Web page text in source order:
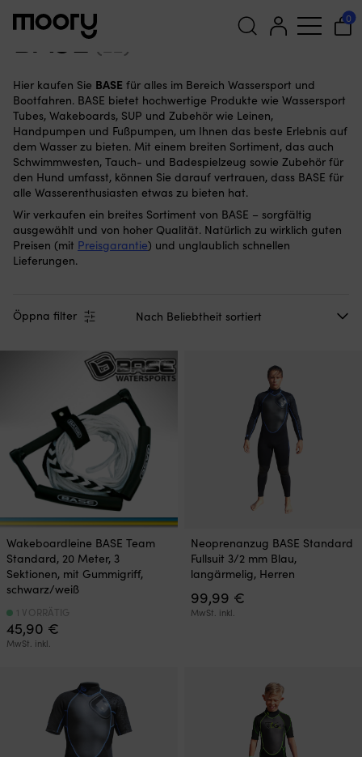
nach:
0
BASE
Hier kaufen Sie BASE für alles im Bereich Wassersport und
Bootfahren. BASE bietet hochwertige Produkte wie Wassersport
Tubes, Wakeboards, SUP und Zubehör wie Leinen,
Handpumpen und Fußpumpen, um Ihnen das beste Erlebnis auf
dem Wasser zu bieten. Mit einem breiten Sortiment, das auch
Schwimmwesten, Tauch- und Badespielzeug sowie Zubehör für
den Hund umfasst, können Sie darauf vertrauen, dass BASE für
alle Wasserenthusiasten etwas zu bieten hat.
Wir verkaufen ein breites Sortiment von BASE – sorgfältig
ausgewählt und von hoher Qualität. Natürlich zu wirklich guten
Preisen (mit Preisgarantie) und unglaublich schnellen
Lieferungen.
Öppna filter
Wakeboardleine BASE Team
Standard, 20 Meter, 3
Sektionen, mit Gummigriff,
schwarz/weiß
45,90 €
MwSt. inkl.
1 VORRÄTIG
Dieses
Produkt
weist
mehrere
Varianten
auf.
Neoprenanzug BASE Standard
Fullsuit 3/2 mm Blau,
langärmelig, Herren
99,99 €
MwSt. inkl.